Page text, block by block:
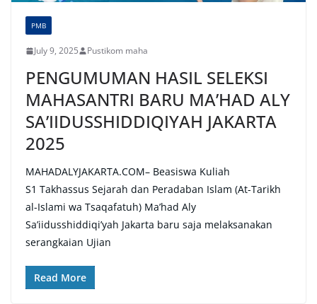
PMB
July 9, 2025 Pustikom maha
PENGUMUMAN HASIL SELEKSI
MAHASANTRI BARU MA’HAD ALY
SA’IIDUSSHIDDIQIYAH JAKARTA
2025
MAHADALYJAKARTA.COM– Beasiswa Kuliah
S1 Takhassus Sejarah dan Peradaban Islam (At-Tarikh
al-Islami wa Tsaqafatuh) Ma’had Aly
Sa’iidusshiddiqi’yah Jakarta baru saja melaksanakan
serangkaian Ujian
Read More